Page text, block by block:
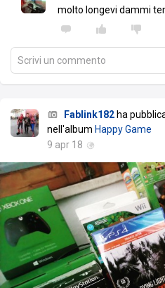
molto longevi dammi
Scrivi un commento
Fablink182 ha
nell'album Happy Game
9 apr 18